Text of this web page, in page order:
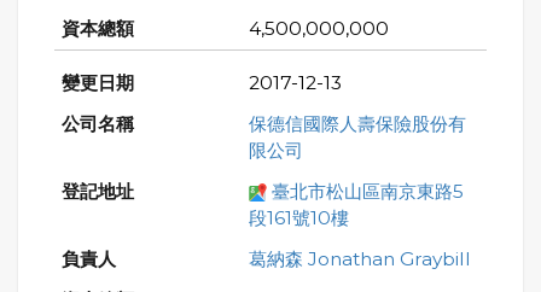
4,500,000,000
2017-12-13
保德信國際人壽保險股份有
限公司
臺北市松山區南京東路5
段161號10樓
葛納森 Jonathan Graybill